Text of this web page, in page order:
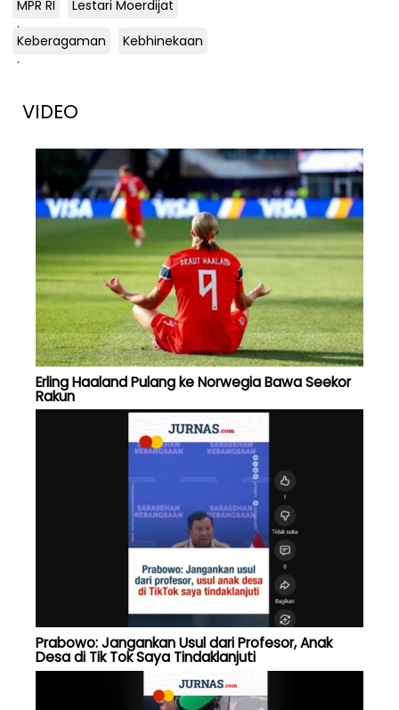
MPR RI
Lestari Moerdijat
.
Keberagaman
Kebhinekaan
.
VIDEO
Erling Haaland Pulang ke Norwegia Bawa Seekor
Rakun
Prabowo: Jangankan Usul dari Profesor, Anak
Desa di Tik Tok Saya Tindaklanjuti